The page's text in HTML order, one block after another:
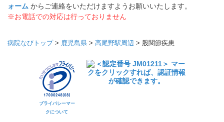
ォーム からご連絡をいただけますようお願いいたします。
※お電話での対応は行っておりません
病院なびトップ> 鹿児島県 > 高尾野駅周辺 > 股関節疾患
プライバシーマー
クについて